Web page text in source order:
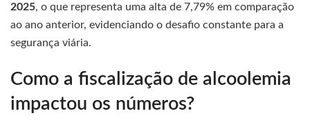
2025, o que representa uma alta de 7,79% em comparação
ao ano anterior, evidenciando o desafio constante para a
segurança viária.
Como a fiscalização de alcoolemia
impactou os números?